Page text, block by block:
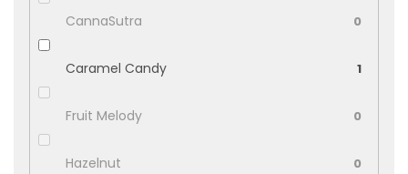
CannaSutra 0
Caramel Candy 1
Fruit Melody 0
Hazelnut 0